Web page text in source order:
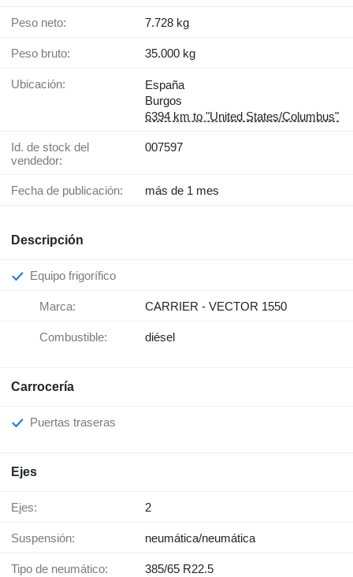
Peso neto: 7.728 kg
Peso bruto: 35.000 kg
Ubicación:
España
Burgos
6394 km to "United States/Columbus"
Id. de stock del
vendedor:
007597
Fecha de publicación: más de 1 mes
Descripción
Equipo frigorífico
Marca: CARRIER - VECTOR 1550
Combustible: diésel
Carrocería
Puertas traseras
Ejes
Ejes: 2
Suspensión: neumática/neumática
Tipo de neumático: 385/65 R22.5